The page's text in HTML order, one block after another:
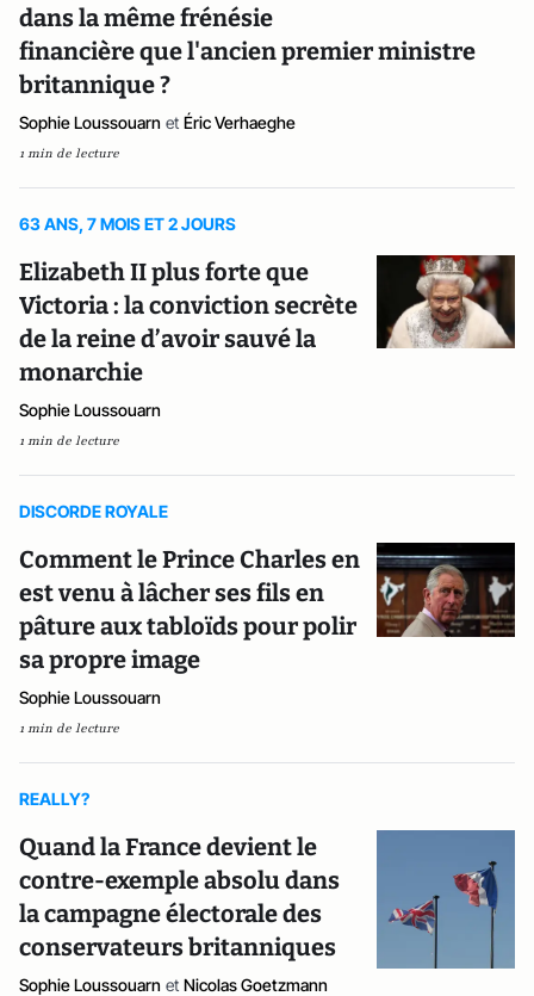
dans la même frénésie
financière que l'ancien premier ministre
britannique ?
Sophie Loussouarn et Éric Verhaeghe
1 min de lecture
63 ANS, 7 MOIS ET 2 JOURS
Elizabeth II plus forte que
Victoria : la conviction secrète
de la reine d’avoir sauvé la
monarchie
Sophie Loussouarn
1 min de lecture
DISCORDE ROYALE
Comment le Prince Charles en
est venu à lâcher ses fils en
pâture aux tabloïds pour polir
sa propre image
Sophie Loussouarn
1 min de lecture
REALLY?
Quand la France devient le
contre-exemple absolu dans
la campagne électorale des
conservateurs britanniques
Sophie Loussouarn et Nicolas Goetzmann